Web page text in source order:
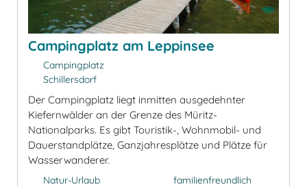
Campingplatz am Leppinsee
Campingplatz
Schillersdorf
Der Campingplatz liegt inmitten ausgedehnter
Kiefernwälder an der Grenze des Müritz-
Nationalparks. Es gibt Touristik-, Wohnmobil- und
Dauerstandplätze, Ganzjahresplätze und Plätze für
Wasserwanderer.
Natur-Urlaub
familienfreundlich